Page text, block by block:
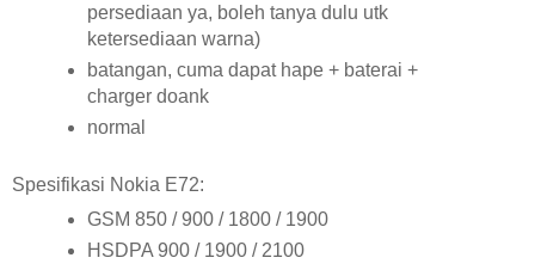
persediaan ya, boleh tanya dulu utk
ketersediaan warna)
batangan, cuma dapat hape + baterai+
charger doank
normal
Spesifikasi Nokia E72:
GSM 850 / 900 / 1800 / 1900
HSDPA 900 / 1900 / 2100